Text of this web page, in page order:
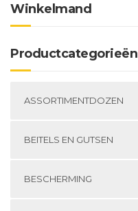
Winkelmand
Productcategorieën
ASSORTIMENTDOZEN
BEITELS EN GUTSEN
BESCHERMING